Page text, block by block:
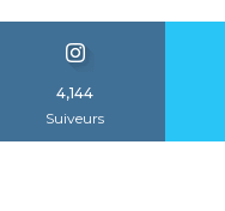
4,144
Suiveurs